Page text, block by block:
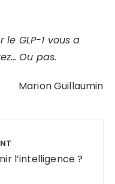
GLP-1 vous a
Ou pas.
Marion Guillaumin
l’intelligence ?